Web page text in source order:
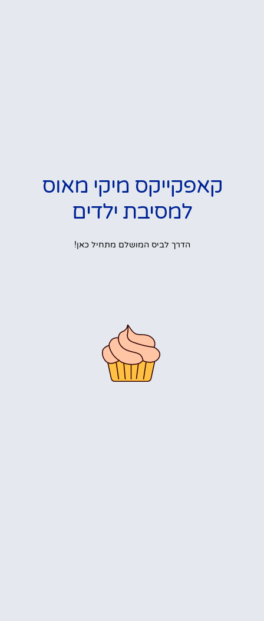
קאפקייקס מיקי מאוס
למסיבת ילדים
הדרך לביס המושלם מתחיל כאן!